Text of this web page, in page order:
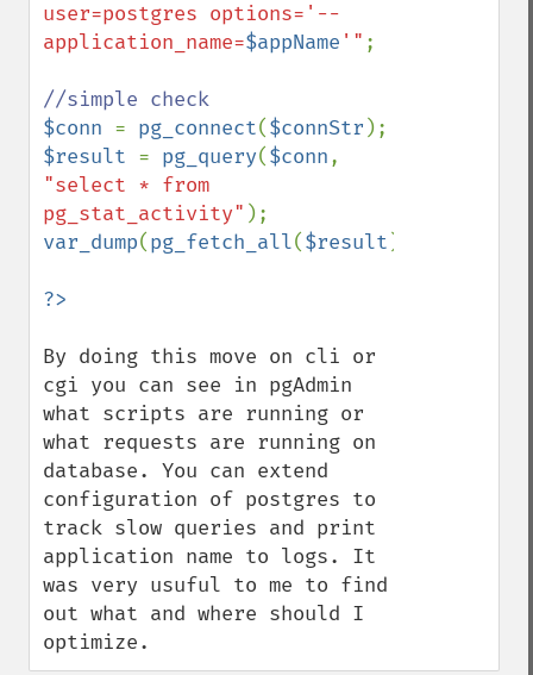
user=postgres options='--
application_name=$appName '" ;
$conn = pg_connect($connStr
$result = pg_query($conn
"select * from
pg_stat_activity"
var_dump(pg_fetch_all($result ));
By doing this move on cli or
cgi you can see in pgAdmin
what scripts are running or
what requests are running on
database. You can extend
configuration of postgres to
track slow queries and print
application name to logs. It
was very usuful to me to find
out what and where should I
optimize.